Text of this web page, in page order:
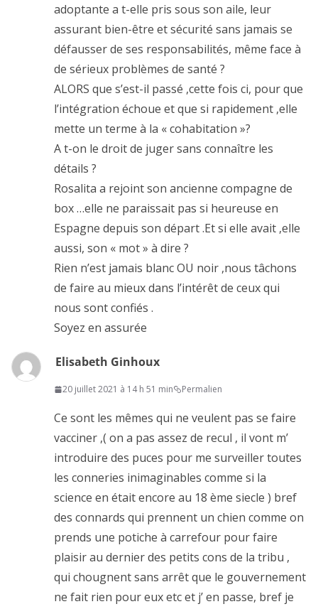
adoptante a t-elle pris sous son aile, leur
assurant bien-être et sécurité sans jamais se
défausser de ses responsabilités, même face à
de sérieux problèmes de santé ?
ALORS que s’est-il passé ,cette fois ci, pour que
l’intégration échoue et que si rapidement ,elle
mette un terme à la « cohabitation »?
A t-on le droit de juger sans connaître les
détails ?
Rosalita a rejoint son ancienne compagne de
box …elle ne paraissait pas si heureuse en
Espagne depuis son départ .Et si elle avait ,elle
aussi, son « mot » à dire ?
Rien n’est jamais blanc OU noir ,nous tâchons
de faire au mieux dans l’intérêt de ceux qui
nous sont confiés .
Soyez en assurée
Elisabeth Ginhoux
20 juillet 2021 à 14 h 51 min Permalien
Ce sont les mêmes qui ne veulent pas se faire
vacciner ,( on a pas assez de recul , il vont m’
introduire des puces pour me surveiller toutes
les conneries inimaginables comme si la
science en était encore au 18 ème siecle ) bref
des connards qui prennent un chien comme on
prends une potiche à carrefour pour faire
plaisir au dernier des petits cons de la tribu ,
qui chougnent sans arrêt que le gouvernement
ne fait rien pour eux etc et j’ en passe, bref je